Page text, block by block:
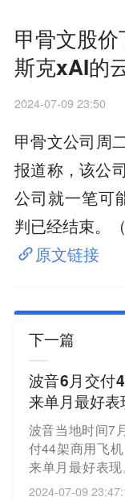
甲骨文股
斯克xAI的
2024-07-09 23:50
甲骨文公司周
报道称，该公
公司就一笔可
判已经结束。
原文链接
下一篇
波音6月交付
来单月最好表
波音当地时间7
付44架商用飞
来单月最好表
式客机发生事故
2024-07-09